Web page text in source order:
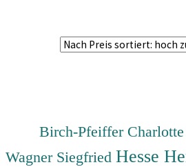
Birch-Pfeiffer
Wagner Siegfried Hesse